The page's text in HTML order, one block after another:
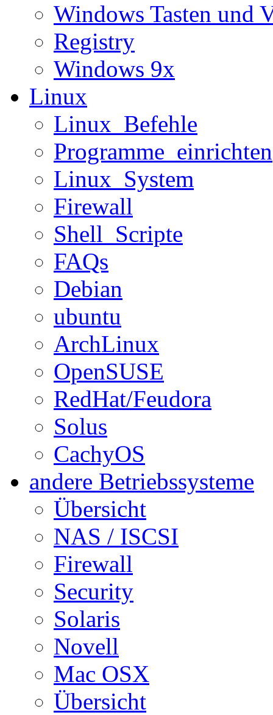
Windows Tasten und
Registry
Windows 9x
Linux
Linux_Befehle
Programme_einrichten
Linux_System
Firewall
Shell_Scripte
FAQs
Debian
ubuntu
ArchLinux
OpenSUSE
RedHat/Feudora
Solus
CachyOS
andere Betriebssysteme
Übersicht
NAS / ISCSI
Firewall
Security
Solaris
Novell
Mac OSX
Übersicht